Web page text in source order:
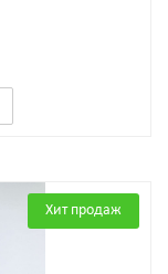
Хит продаж